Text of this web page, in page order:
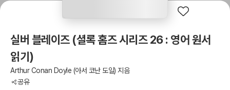
실버 블레이즈 (셜록 홈즈 시리즈 26 : 영어 원서
읽기)
Arthur Conan Doyle (아서 코난 도일) 지음
공유